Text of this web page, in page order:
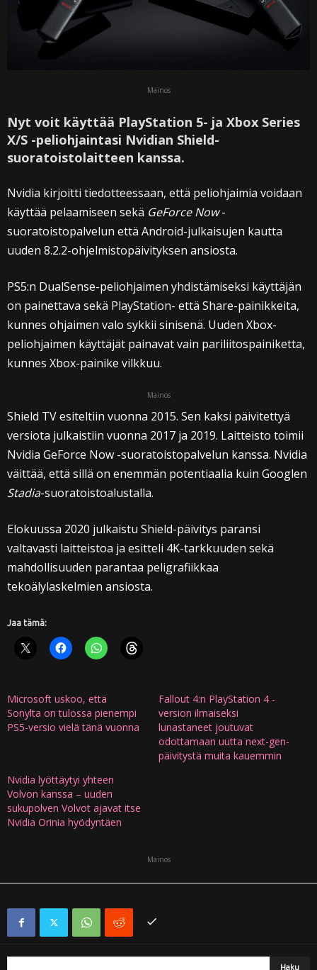
Mainos
Nyt voit käyttää PlayStation 5- ja Xbox Series
X/S -peliohjaintasi Nvidian Shield-
suoratoistolaitteen kanssa.
Nvidia kirjoitti tiedotteessaan, että peliohjaimia voidaan
käyttää pelaamiseen sekä GeForce Now-
suoratoistopalvelun että Android-julkaisujen kautta
uuden 8.2.2-ohjelmistopäivityksen ansiosta.
PS5:n DualSense-peliohjaimen yhdistämiseksi käyttäjän
on painettava sekä PlayStation- että Share-painikkeita,
kunnes ohjaimen valo sykkii sinisenä. Uuden Xbox-
peliohjaimen käyttäjät painavat vain pariliitospainiketta,
kunnes Xbox-painike vilkkuu.
Mainos
Shield TV esiteltiin vuonna 2015. Sen kaksi päivitettyä
versiota julkaistiin vuonna 2017 ja 2019. Laitteisto toimii
Nvidia GeForce Now -suoratoistopalvelun kanssa. Nvidia
väittää, että sillä on enemmän potentiaalia kuin Googlen
Stadia-suoratoistoalustalla.
Elokuussa 2020 julkaistu Shield-päivitys paransi
valtavasti laitteistoa ja esitteli 4K-tarkkuuden sekä
mahdollisuuden parantaa peligrafiikkaa
tekoälylaskelmien ansiosta.
Jaa tämä:
Microsoft uskoo, että
Sonylta on tulossa pienempi
PS5-versio vielä tänä vuonna
Fallout 4:n PlayStation 4 -
version ilmaiseksi
lunastaneet joutuvat
odottamaan uutta next-gen-
päivitystä muita kauemmin
Nvidia lyöttäytyi yhteen
Volvon kanssa – uuden
sukupolven Volvot ajavat itse
Nvidia Orinia hyödyntäen
Mainos